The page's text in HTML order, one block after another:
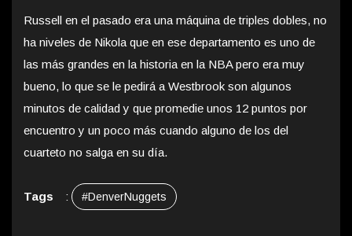
Russell en el pasado era una máquina de triples dobles, no
ha niveles de Nikola que en ese departamento es uno de
las más grandes en la historia en la NBA pero era muy
bueno, lo que se le pedirá a Westbrook son algunos
minutos de calidad y que promedie unos 12 puntos por
encuentro y un poco más cuando alguno de los del
cuarteto no salga en su día.
Tags : #DenverNuggets